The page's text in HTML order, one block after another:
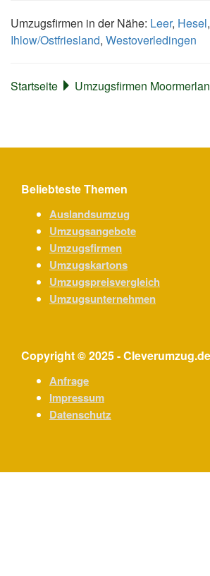
Umzugsfirmen in der Nähe: Leer, Hesel,
Ihlow/Ostfriesland, Westoverledingen
Startseite Umzugsfirmen
Beliebteste Themen
Auslandsumzug
Umzugsangebote
Umzugsfirmen
Umzugskartons
Umzugspreisvergleich
Umzugsunternehmen
Copyright © 2025 - Cleverumzug.de
Anfrage
Impressum
Datenschutz